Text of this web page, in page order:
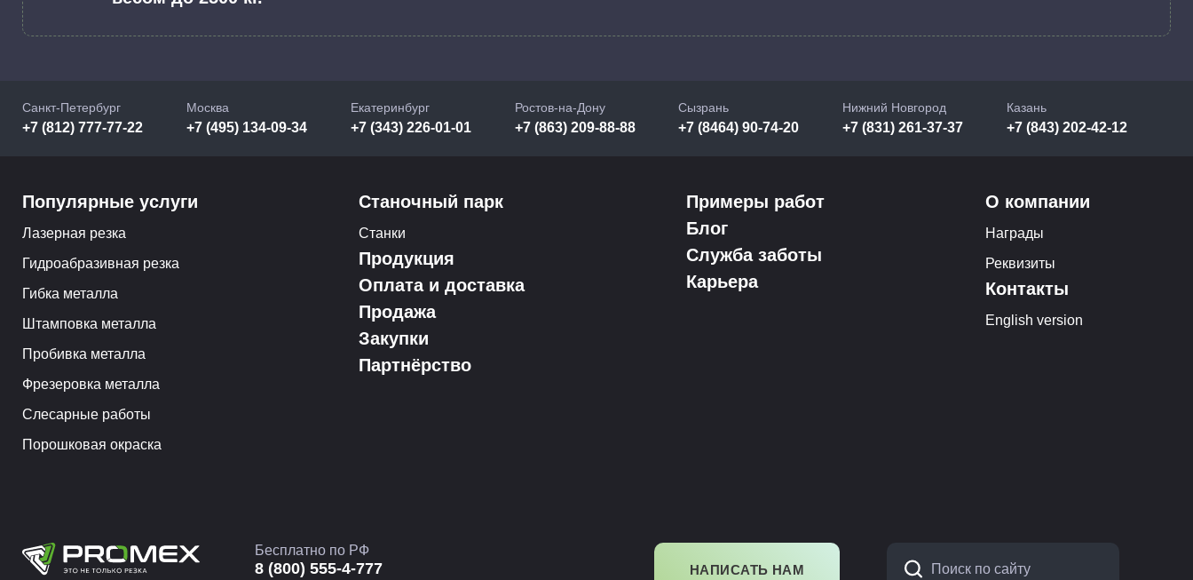
Санкт-Петербург
+7 (812) 777-77-22
Москва
+7 (495) 134-09-34
Екатеринбург
+7 (343) 226-01-01
Ростов-на-Дону
+7 (863) 209-88-88
Сызрань
+7 (8464) 90-74-20
Нижний Новгород
+7 (831) 261-37-37
Казань
+7 (843) 202-42-12
Бесплатно по РФ
8 (800) 555-4-777
Популярные услуги
Лазерная резка
Гидроабразивная резка
Гибка металла
Штамповка металла
Пробивка металла
Фрезеровка металла
Слесарные работы
Порошковая окраска
Станочный парк
Станки
Продукция
Оплата и доставка
Продажа
Закупки
Партнёрство
Примеры работ
Блог
Служба заботы
Карьера
О компании
Награды
Реквизиты
Контакты
English version
НАПИСАТЬ НАМ